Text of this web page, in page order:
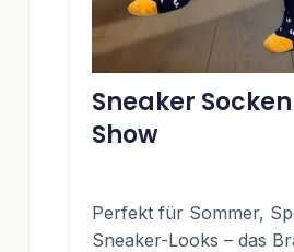
Sneaker
Show
Perfekt für Sommer,
Sneaker-Looks – das